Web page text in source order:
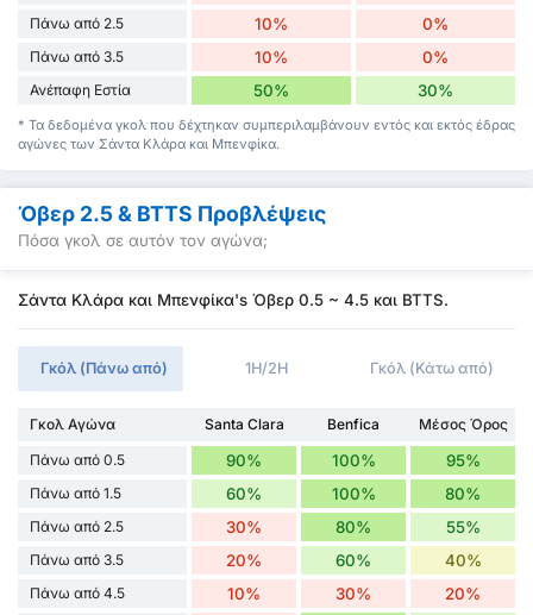
Πάνω από 2.5 10% 0%
Πάνω από 3.5 10% 0%
Ανέπαφη Εστία 50% 30%
* Τα δεδομένα γκολ που δέχτηκαν συμπεριλαμβάνουν εντός και εκτός έδρας
αγώνες των Σάντα Κλάρα και Μπενφίκα.
Όβερ 2.5 & BTTS Προβλέψεις
Πόσα γκολ σε αυτόν τον αγώνα;
Σάντα Κλάρα και Μπενφίκα's Όβερ 0.5 ~ 4.5 και BTTS.
Γκόλ (Πάνω από) 1H/2H Γκόλ (Κάτω από)
Γκολ Αγώνα Santa Clara Benfica
Μέσος Όρος
Πάνω από 0.5
90% 100% 95%
Πάνω από 1.5 60% 100% 80%
Πάνω από 2.5 30% 80% 55%
Πάνω από 3.5 20% 60% 40%
Πάνω από 4.5 10% 30% 20%